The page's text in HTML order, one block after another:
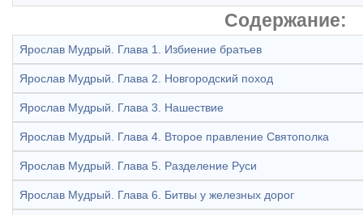
Содержание:
Ярослав Мудрый. Глава 1. Избиение братьев
Ярослав Мудрый. Глава 2. Новгородский поход
Ярослав Мудрый. Глава 3. Нашествие
Ярослав Мудрый. Глава 4. Второе правление Святополка
Ярослав Мудрый. Глава 5. Разделение Руси
Ярослав Мудрый. Глава 6. Битвы у железных дорог